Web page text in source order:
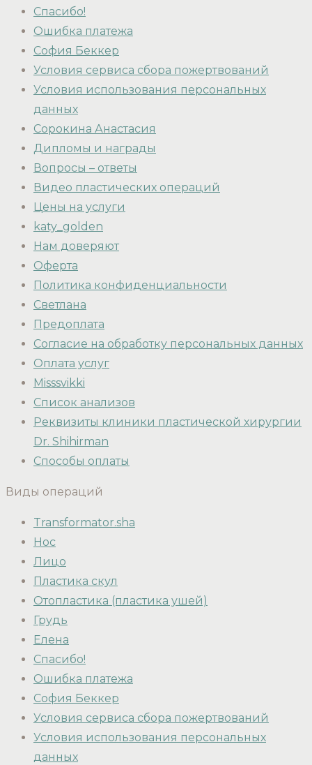
Спасибо!
Ошибка платежа
София Беккер
Условия сервиса сбора пожертвований
Условия использования персональных
данных
Сорокина Анастасия
Дипломы и награды
Вопросы – ответы
Видео пластических операций
Цены на услуги
katy_golden
Нам доверяют
Оферта
Политика конфиденциальности
Светлана
Предоплата
Согласие на обработку персональных данных
Оплата услуг
Misssvikki
Список анализов
Реквизиты клиники пластической хирургии
Dr. Shihirman
Способы оплаты
Виды операций
Transformator.sha
Нос
Лицо
Пластика скул
Отопластика (пластика ушей)
Грудь
Елена
Спасибо!
Ошибка платежа
София Беккер
Условия сервиса сбора пожертвований
Условия использования персональных
данных